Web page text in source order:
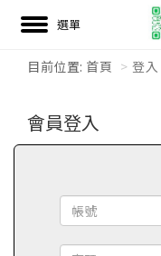
目前位置: 首頁 登入
會員登入